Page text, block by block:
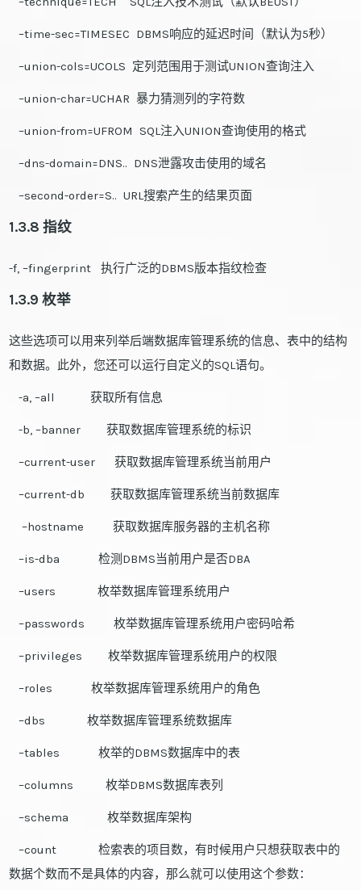
–time-sec=TIMESEC DBMS响应的延迟时间（默认为5秒）
–union-cols=UCOLS 定列范围用于测试UNION查询注入
–union-char=UCHAR 暴力猜测列的字符数
–union-from=UFROM SQL注入UNION查询使用的格式
–dns-domain=DNS.. DNS泄露攻击使用的域名
–second-order=S.. URL搜索产生的结果页面
1.3.8 指纹
-f, –fingerprint 执行广泛的DBMS版本指纹检查
1.3.9 枚举
这些选项可以用来列举后端数据库管理系统的信息、表中的结构
和数据。此外，您还可以运行自定义的SQL语句。
-a, –all 获取所有信息
-b, –banner 获取数据库管理系统的标识
–current-user 获取数据库管理系统当前用户
–current-db 获取数据库管理系统当前数据库
–hostname 获取数据库服务器的主机名称
–is-dba 检测DBMS当前用户是否DBA
–users 枚举数据库管理系统用户
–passwords 枚举数据库管理系统用户密码哈希
–privileges 枚举数据库管理系统用户的权限
–roles 枚举数据库管理系统用户的角色
–dbs 枚举数据库管理系统数据库
–tables 枚举的DBMS数据库中的表
–columns 枚举DBMS数据库表列
–schema 枚举数据库架构
–count 检索表的项目数，有时候用户只想获取表中的
数据个数而不是具体的内容，那么就可以使用这个参数：